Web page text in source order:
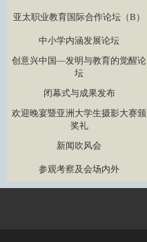
亚太职业教育国际合作论坛（B）
中小学内涵发展论坛
创意兴中国—发明与教育的觉醒论
坛
闭幕式与成果发布
欢迎晚宴暨亚洲大学生摄影大赛颁
奖礼
新闻吹风会
参观考察及会场内外